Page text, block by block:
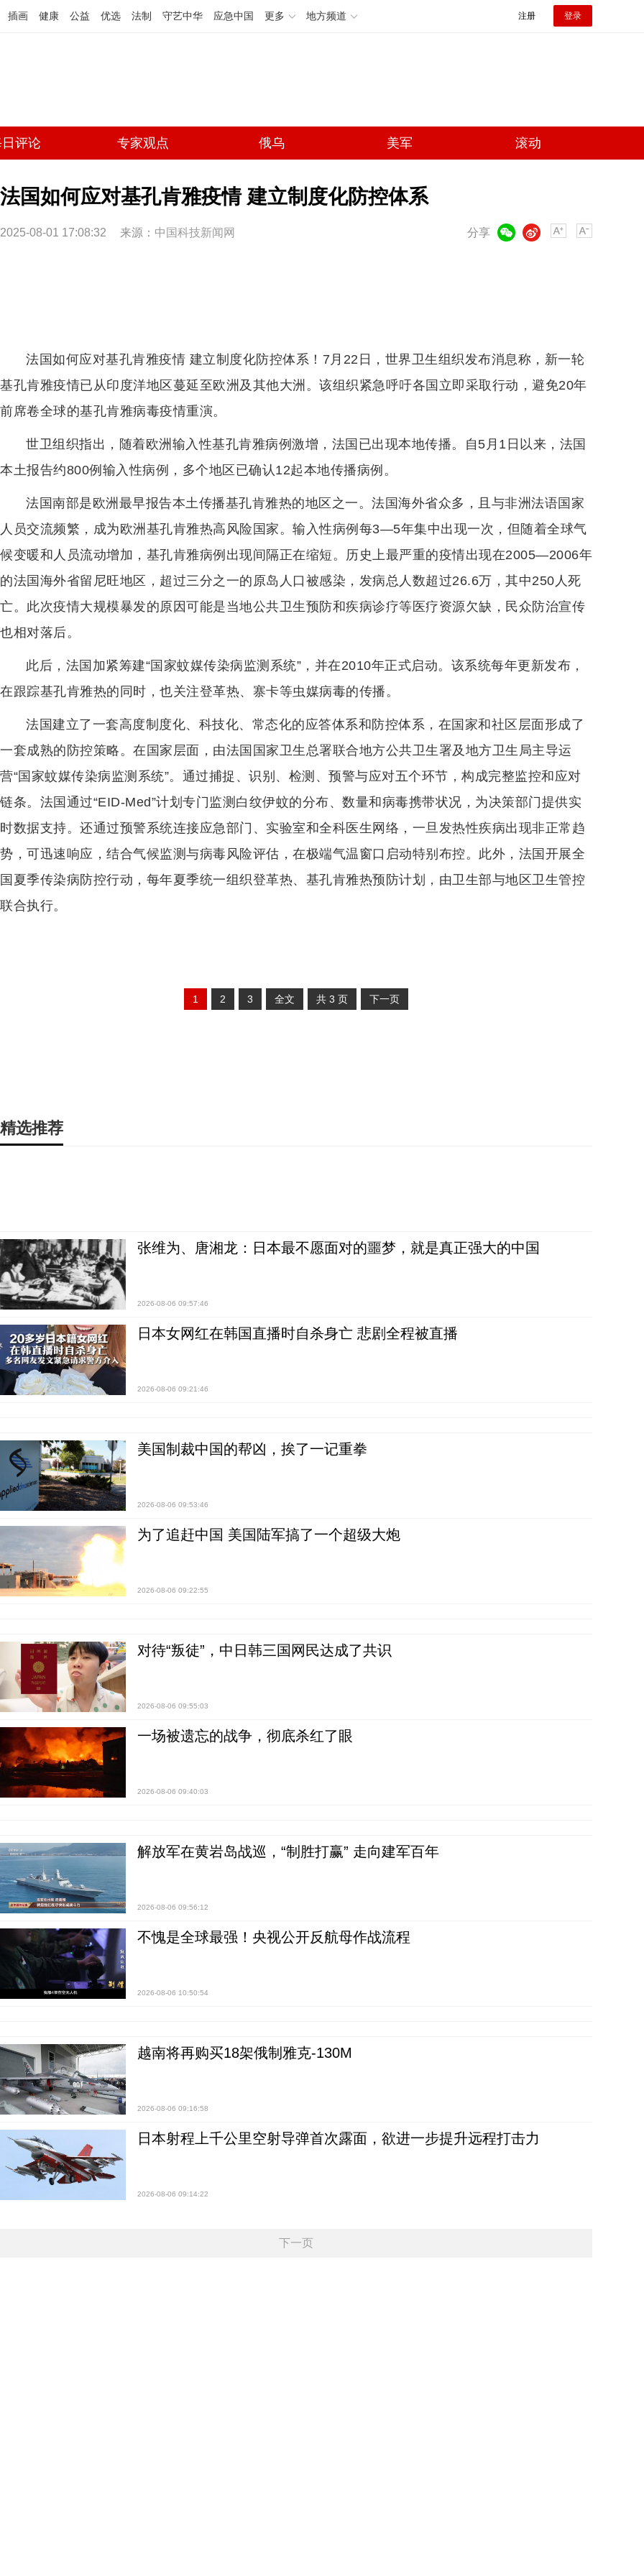
插画 健康 公益 优选 法制 守艺中华 应急中国 更多 地方频道 注册 登录
评论 专家观点 俄乌 美军 滚动
法国如何应对基孔肯雅疫情 建立制度化防控体系
2025-08-01 17:08:32 来源： 中国科技新闻网 分享
微博
法国如何应对基孔肯雅疫情 建立制度化防控体系！7月22日，世界卫生组织发布消息称，新一轮
基孔肯雅疫情已从印度洋地区蔓延至欧洲及其他大洲。该组织紧急呼吁各国立即采取行动，避免20年
前席卷全球的基孔肯雅病毒疫情重演。
世卫组织指出，随着欧洲输入性基孔肯雅病例激增，法国已出现本地传播。自5月1日以来，法国
本土报告约800例输入性病例，多个地区已确认12起本地传播病例。
法国南部是欧洲最早报告本土传播基孔肯雅热的地区之一。法国海外省众多，且与非洲法语国家
人员交流频繁，成为欧洲基孔肯雅热高风险国家。输入性病例每3—5年集中出现一次，但随着全球气
候变暖和人员流动增加，基孔肯雅病例出现间隔正在缩短。历史上最严重的疫情出现在2005—2006年
的法国海外省留尼旺地区，超过三分之一的原岛人口被感染，发病总人数超过26.6万，其中250人死
亡。此次疫情大规模暴发的原因可能是当地公共卫生预防和疾病诊疗等医疗资源欠缺，民众防治宣传
也相对落后。
此后，法国加紧筹建“国家蚊媒传染病监测系统”，并在2010年正式启动。该系统每年更新发布，
在跟踪基孔肯雅热的同时，也关注登革热、寨卡等虫媒病毒的传播。
法国建立了一套高度制度化、科技化、常态化的应答体系和防控体系，在国家和社区层面形成了
一套成熟的防控策略。在国家层面，由法国国家卫生总署联合地方公共卫生署及地方卫生局主导运
营“国家蚊媒传染病监测系统”。通过捕捉、识别、检测、预警与应对五个环节，构成完整监控和应对
链条。法国通过“EID-Med”计划专门监测白纹伊蚊的分布、数量和病毒携带状况，为决策部门提供实
时数据支持。还通过预警系统连接应急部门、实验室和全科医生网络，一旦发热性疾病出现非正常趋
势，可迅速响应，结合气候监测与病毒风险评估，在极端气温窗口启动特别布控。此外，法国开展全
国夏季传染病防控行动，每年夏季统一组织登革热、基孔肯雅热预防计划，由卫生部与地区卫生管控
联合执行。
1 2 3 全文 共 3 页 下一页
精选推荐
张维为、唐湘龙：日本最不愿面对的噩梦，就是真正强大的中国
2026-08-06 09:57:46
日本女网红在韩国直播时自杀身亡 悲剧全程被直播
2026-08-06 09:21:46
美国制裁中国的帮凶，挨了一记重拳
2026-08-06 09:53:46
为了追赶中国 美国陆军搞了一个超级大炮
2026-08-06 09:22:55
对待“叛徒”，中日韩三国网民达成了共识
2026-08-06 09:55:03
一场被遗忘的战争，彻底杀红了眼
2026-08-06 09:40:03
解放军在黄岩岛战巡，“制胜打赢” 走向建军百年
2026-08-06 09:56:12
不愧是全球最强！央视公开反航母作战流程
2026-08-06 10:50:54
越南将再购买18架俄制雅克-130M
2026-08-06 09:16:58
日本射程上千公里空射导弹首次露面，欲进一步提升远程打击力
2026-08-06 09:14:22
下一页